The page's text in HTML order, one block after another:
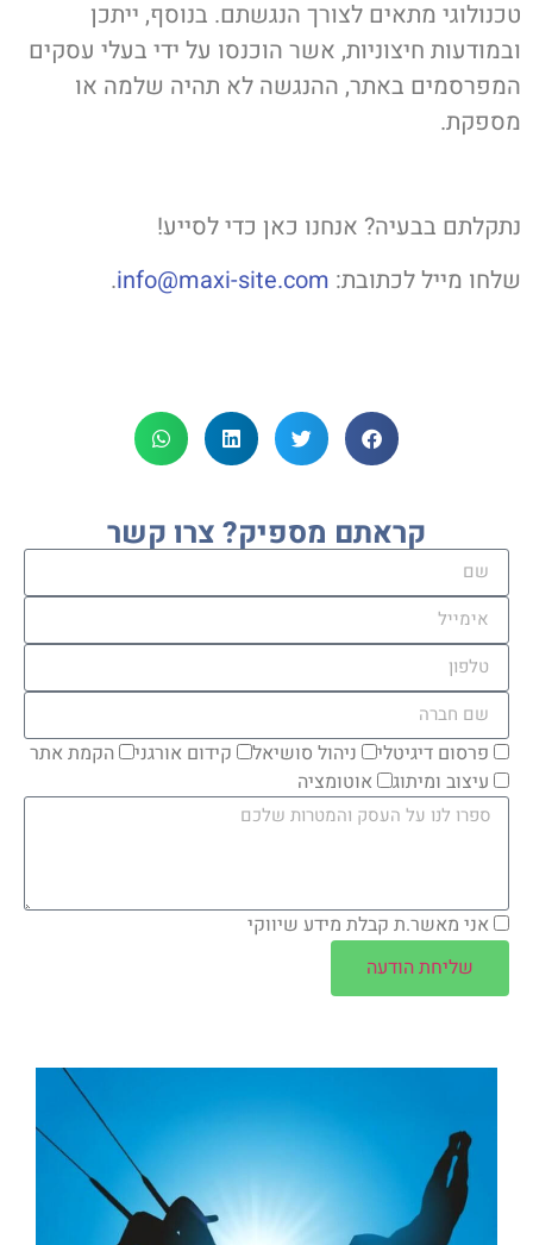
טכנולוגי מתאים לצורך הנגשתם. בנוסף, ייתכן
ובמודעות חיצוניות, אשר הוכנסו על ידי בעלי עסקים
המפרסמים באתר, ההנגשה לא תהיה שלמה או
מספקת.
נתקלתם בבעיה? אנחנו כאן כדי לסייע!
שלחו מייל לכתובת: info@maxi-site.com
.
קראתם מספיק? צרו קשר
פרסום דיגיטלי ניהול סושיאל קידום אורגני
הקמת אתר
עיצוב ומיתוג
אוטומציה
אני מאשר.ת קבלת מידע שיווקי
שליחת הודעה